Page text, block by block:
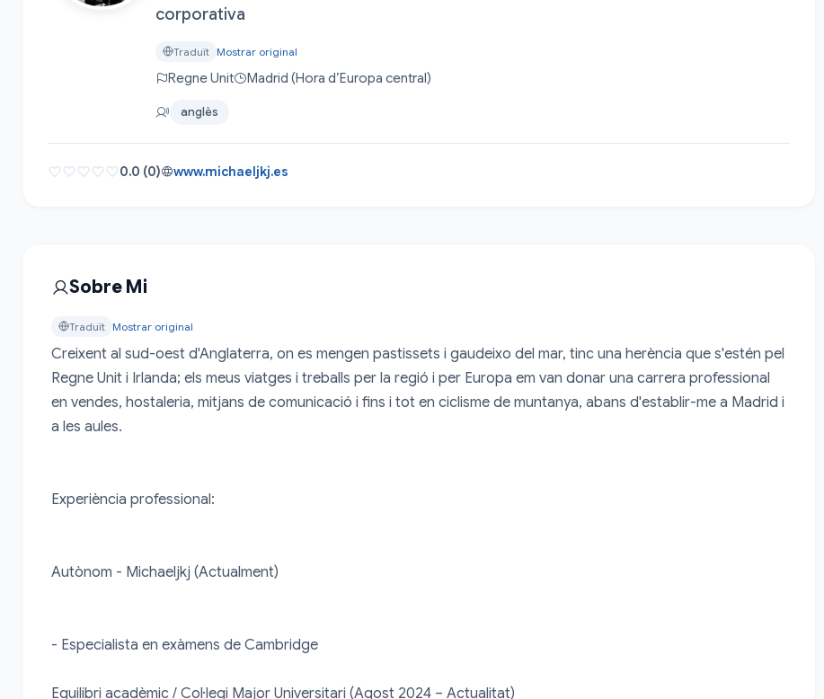
corporativa
Traduït Mostrar original
Regne Unit Madrid (Hora d’Europa central)
anglès
0.0 (0) www.michaeljkj.es
Sobre Mi
Traduït Mostrar original
Creixent al sud-oest d'Anglaterra, on es mengen pastissets i gaudeixo del mar, tinc una herència que s'estén pel
Regne Unit i Irlanda; els meus viatges i treballs per la regió i per Europa em van donar una carrera professional
en vendes, hostaleria, mitjans de comunicació i fins i tot en ciclisme de muntanya, abans d'establir-me a Madrid i
a les aules.
Experiència professional:
Autònom - Michaeljkj (Actualment)
- Especialista en exàmens de Cambridge
Equilibri acadèmic / Col·legi Major Universitari (Agost 2024 – Actualitat)